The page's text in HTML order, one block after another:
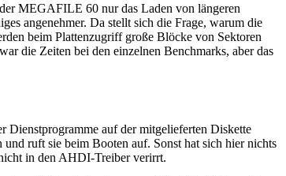
MEGAFILE 60 nur das Laden von längeren
angenehmer. Da stellt sich die Frage, warum die
beim Plattenzugriff große Blöcke von Sektoren
die Zeiten bei den einzelnen Benchmarks, aber das
auf der mitgelieferten Diskette
ruft sie beim Booten auf. Sonst hat sich hier nichts
in den AHDI-Treiber verirrt.